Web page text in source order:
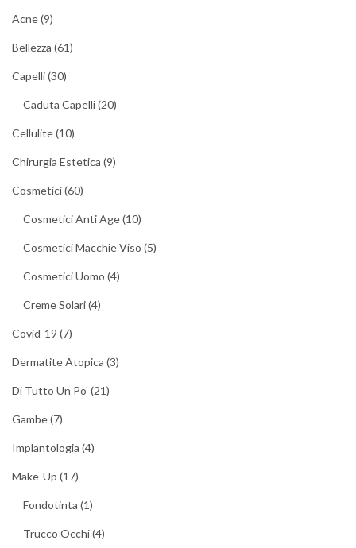
Acne(9)
Bellezza (61)
Capelli(30)
Caduta Capelli(20)
Cellulite(10)
Chirurgia Estetica (9)
Cosmetici(60)
Cosmetici Anti Age(10)
Cosmetici Macchie Viso (5)
Cosmetici Uomo (4)
Creme Solari(4)
Covid-19 (7)
Dermatite Atopica (3)
Di Tutto Un Po' (21)
Gambe(7)
Implantologia (4)
Make-Up (17)
Fondotinta (1)
Trucco Occhi(4)